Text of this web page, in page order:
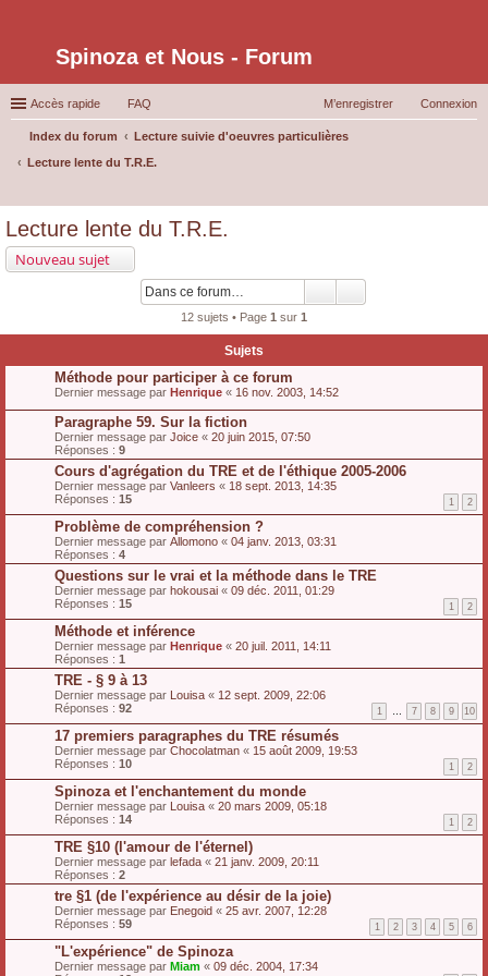
Spinoza et Nous - Forum
Accès rapide FAQ Connexion
M’enregistrer
Index du forum
Lecture suivie d'oeuvres particulières
Lecture lente du T.R.E.
Lecture lente du T.R.E.
Nouveau sujet
12 sujets • Page 1 sur 1
Sujets
Méthode pour participer à ce forum
Dernier message par Henrique « 16 nov. 2003, 14:52
Paragraphe 59. Sur la fiction
Dernier message par Joice « 20 juin 2015, 07:50
Réponses : 9
Cours d'agrégation du TRE et de l'éthique 2005-2006
Dernier message par Vanleers « 18 sept. 2013, 14:35
Réponses : 15 1 2
Problème de compréhension ?
Dernier message par Allomono « 04 janv. 2013, 03:31
Réponses : 4
Questions sur le vrai et la méthode dans le TRE
Dernier message par hokousai « 09 déc. 2011, 01:29
Réponses : 15 1 2
Méthode et inférence
Dernier message par Henrique « 20 juil. 2011, 14:11
Réponses : 1
TRE - § 9 à 13
Dernier message par Louisa « 12 sept. 2009, 22:06
Réponses : 92 1 … 7 8 9 10
17 premiers paragraphes du TRE résumés
Dernier message par Chocolatman « 15 août 2009, 19:53
Réponses : 10 1 2
Spinoza et l'enchantement du monde
Dernier message par Louisa « 20 mars 2009, 05:18
Réponses : 14 1 2
TRE §10 (l'amour de l'éternel)
Dernier message par lefada « 21 janv. 2009, 20:11
Réponses : 2
tre §1 (de l'expérience au désir de la joie)
Dernier message par Enegoid « 25 avr. 2007, 12:28
Réponses : 59 1 2 3 4 5 6
"L'expérience" de Spinoza
Dernier message par Miam « 09 déc. 2004, 17:34